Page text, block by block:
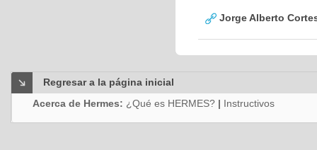
Jorge Alberto
Regresar a la página inicial
Acerca de Hermes: ¿Qué es HERMES? | Instructivos